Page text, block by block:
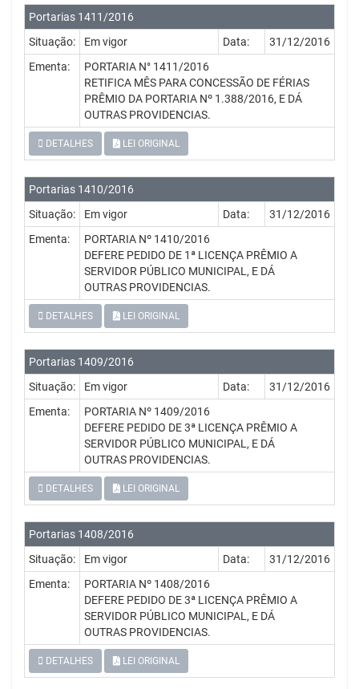
Portarias 1411/2016
Situação:
Em vigor Data:
31/12/2016
Ementa:
PORTARIA N° 1411/2016
RETIFICA MÊS PARA CONCESSÃO DE FÉRIAS
PRÊMIO DA PORTARIA Nº 1.388/2016, E DÁ
OUTRAS PROVIDENCIAS.
DETALHES LEI ORIGINAL
Portarias 1410/2016
Situação:
Em vigor Data:
31/12/2016
Ementa:
PORTARIA Nº 1410/2016
DEFERE PEDIDO DE 1ª LICENÇA PRÊMIO A
SERVIDOR PÚBLICO MUNICIPAL, E DÁ
OUTRAS PROVIDENCIAS.
DETALHES LEI ORIGINAL
Portarias 1409/2016
Situação:
Em vigor Data:
31/12/2016
Ementa:
PORTARIA Nº 1409/2016
DEFERE PEDIDO DE 3ª LICENÇA PRÊMIO A
SERVIDOR PÚBLICO MUNICIPAL, E DÁ
OUTRAS PROVIDENCIAS.
DETALHES LEI ORIGINAL
Portarias 1408/2016
Situação:
Em vigor Data:
31/12/2016
Ementa:
PORTARIA Nº 1408/2016
DEFERE PEDIDO DE 3ª LICENÇA PRÊMIO A
SERVIDOR PÚBLICO MUNICIPAL, E DÁ
OUTRAS PROVIDENCIAS.
DETALHES LEI ORIGINAL